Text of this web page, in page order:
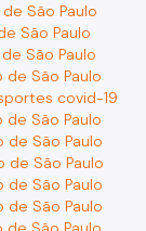
São Paulo
São Paulo
São Paulo
São Paulo
covid-19
São Paulo
de São Paulo
de São Paulo
São Paulo
São Paulo